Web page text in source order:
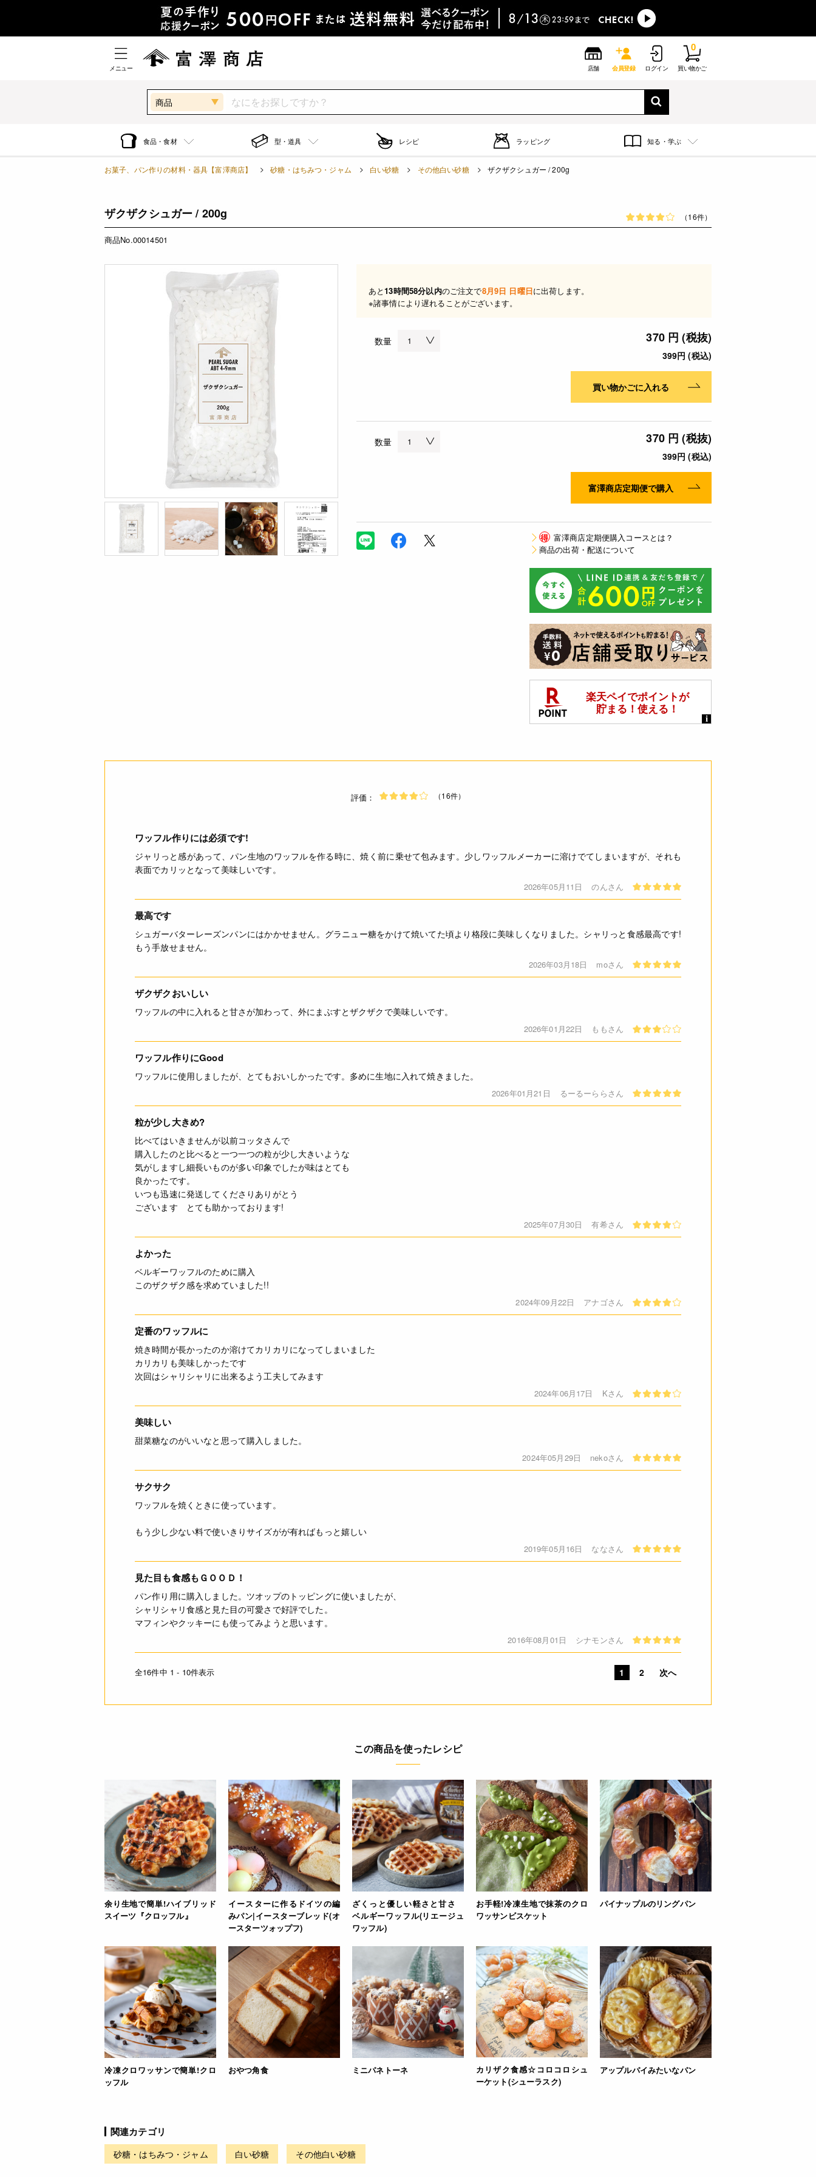
メニュー 店舗 会員登録 ログイン 買い物かご
0
商品
食品・食材 型・道具 レシピ ラッピング 知る・学ぶ
お菓子、パン作りの材料・器具【富澤商店】 砂糖・はちみつ・ジャム 白い砂糖 その他白い砂糖 ザクザクシュガー / 200g
ザクザクシュガー / 200g （16件）
商品No.00014501
あと13時間58分以内のご注文で8月9日 日曜日に出荷します。
※諸事情により遅れることがございます。
数量 370 円 (税抜)
399円 (税込)
買い物かごに入れる
数量 370 円 (税抜)
399円 (税込)
富澤商店定期便で購入
得 富澤商店定期便購入コースとは？
商品の出荷・配送について
評価： （16件）
ワッフル作りには必須です!
ジャリっと感があって、パン生地のワッフルを作る時に、焼く前に乗せて包みます。少しワッフルメーカーに溶けでてしまいますが、それも
表面でカリッとなって美味しいです。
2026年05月11日 のんさん
最高です
シュガーバターレーズンパンにはかかせません。グラニュー糖をかけて焼いてた頃より格段に美味しくなりました。シャリっと食感最高です!
もう手放せません。
2026年03月18日 moさん
ザクザクおいしい
ワッフルの中に入れると甘さが加わって、外にまぶすとザクザクで美味しいです。
2026年01月22日 ももさん
ワッフル作りにGood
ワッフルに使用しましたが、とてもおいしかったです。多めに生地に入れて焼きました。
2026年01月21日 るーるーららさん
粒が少し大きめ?
比べてはいきませんが以前コッタさんで
購入したのと比べると一つ一つの粒が少し大きいような
気がしますし細長いものが多い印象でしたが味はとても
良かったです。
いつも迅速に発送してくださりありがとう
ございます とても助かっております!
2025年07月30日 有希さん
よかった
ベルギーワッフルのために購入
このザクザク感を求めていました!!
2024年09月22日 アナゴさん
定番のワッフルに
焼き時間が長かったのか溶けてカリカリになってしまいました
カリカリも美味しかったです
次回はシャリシャリに出来るよう工夫してみます
2024年06月17日 Kさん
美味しい
甜菜糖なのがいいなと思って購入しました。
2024年05月29日 nekoさん
サクサク
ワッフルを焼くときに使っています。
もう少し少ない料で使いきりサイズがが有ればもっと嬉しい
2019年05月16日 ななさん
見た目も食感もＧＯＯＤ！
パン作り用に購入しました。ツオップのトッピングに使いましたが、
シャリシャリ食感と見た目の可愛さで好評でした。
マフィンやクッキーにも使ってみようと思います。
2016年08月01日 シナモンさん
全16件中 1 - 10件表示 1 2 次へ
この商品を使ったレシピ
余り生地で簡単!ハイブリッド
スイーツ『クロッフル』
イースターに作るドイツの編
みパン|イースターブレッド(オ
ースターツォップフ)
ざくっと優しい軽さと甘さ
ベルギーワッフル(リエージュ
ワッフル)
お手軽!冷凍生地で抹茶のクロ
ワッサンビスケット
パイナップルのリングパン
冷凍クロワッサンで簡単!クロ
ッフル
おやつ角食 ミニパネトーネ
カリザク食感☆コロコロシュ
ーケット(シューラスク)
アップルパイみたいなパン
関連カテゴリ
砂糖・はちみつ・ジャム 白い砂糖 その他白い砂糖